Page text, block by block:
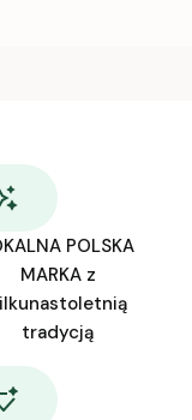
POLSKA
MARKA z
tradycją